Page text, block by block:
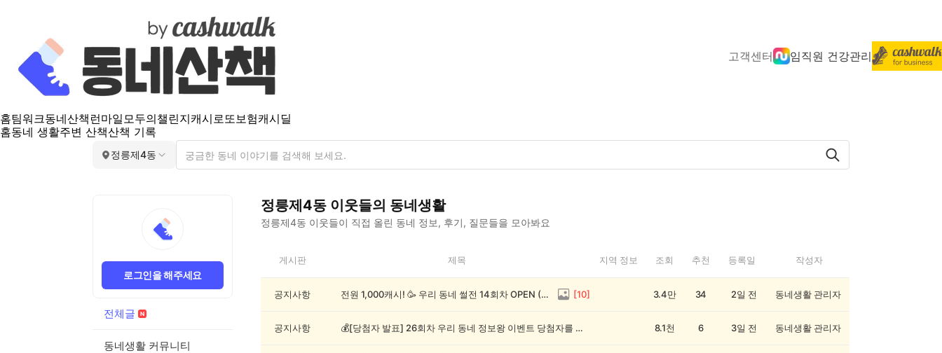
고객센터 임직원 건강관리
홈팀워크동네산책 런마일모두의챌린지캐시로또보험캐시딜
홈동네 생활주변 산책산책 기록
정릉제4동
로그인을 해주세요
전체글
동네생활 커뮤니티
정릉제4동 이웃들의 동네생활
정릉제4동 이웃들이 직접 올린 동네 정보, 후기, 질문들을 모아봐요
제
게시판 제목 지역 정보 조회 추천 등록일 작성자
공지사항 전원 1,000캐시! 🥳 우리 동네 썰전 14회차 OPEN (~8/17) [10] 3.4만 34 2일 전 동네생활 관리자
공지사항 💰[당첨자 발표] 26회차 우리 동네 정보왕 이벤트 당첨자를 발표합니다! 8.1천 6 3일 전 동네생활 관리자